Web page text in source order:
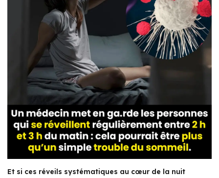
Et si ces réveils systématiques au cœur de la nuit